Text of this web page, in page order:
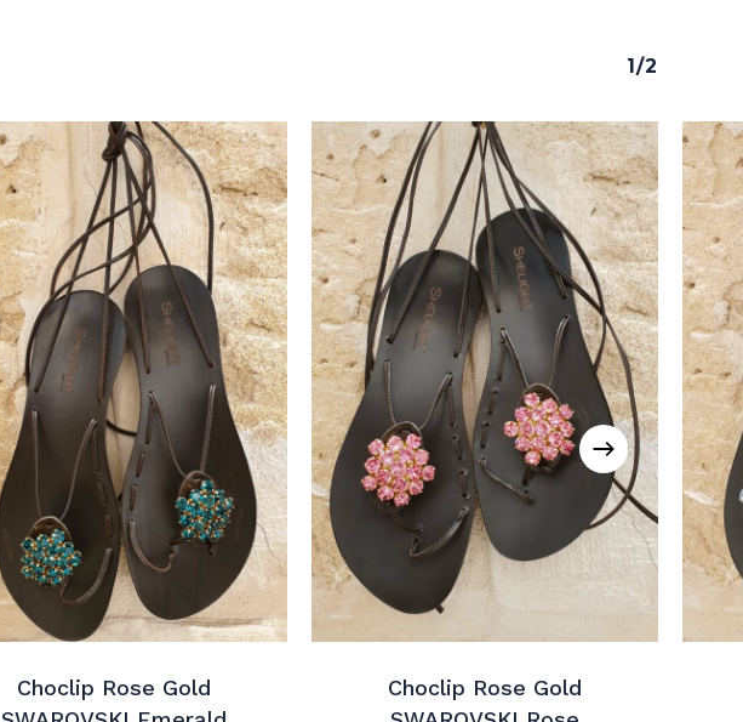
1/2
Choclip Rose Gold
Choclip Rose Gold